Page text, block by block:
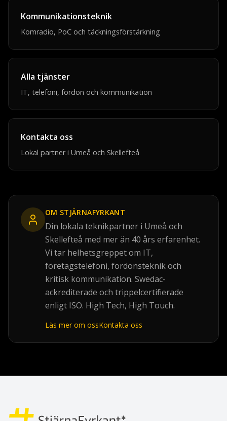
Kommunikationsteknik
Komradio, PoC och täckningsförstärkning
Alla tjänster
IT, telefoni, fordon och kommunikation
Kontakta oss
Lokal partner i Umeå och Skellefteå
OM STJÄRNAFYRKANT
Din lokala teknikpartner i Umeå och
Skellefteå med mer än 40 års erfarenhet.
Vi tar helhetsgreppet om IT,
företagstelefoni, fordonsteknik och
kritisk kommunikation. Swedac-
ackrediterade och trippelcertifierade
enligt ISO. High Tech, High Touch.
Läs mer om ossKontakta oss